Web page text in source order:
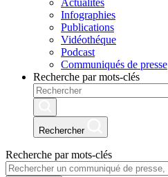
Actualités
Infographies
Publications
Vidéothéque
Podcast
Communiqués de presse
Recherche par mots-clés
Rechercher
Recherche par mots-clés